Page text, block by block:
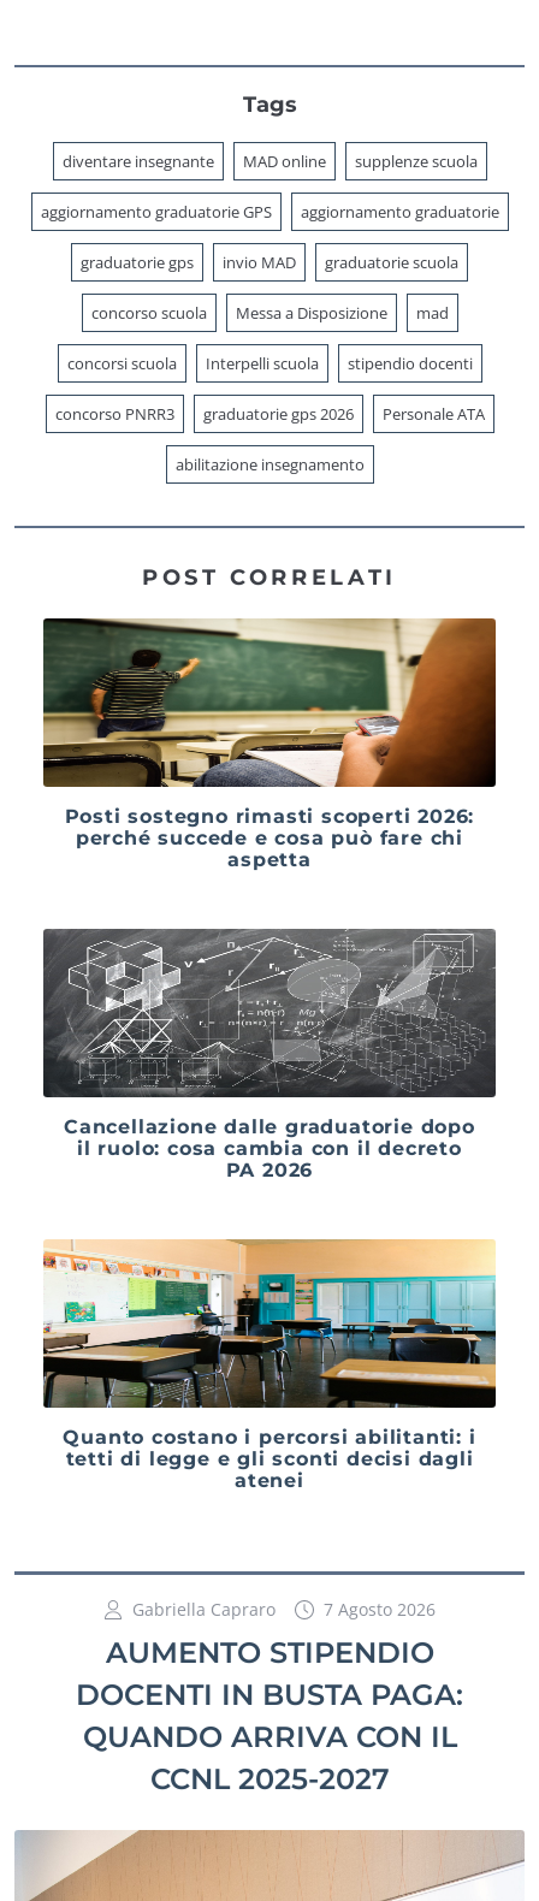
Tags
diventare insegnante MAD online supplenze scuola
aggiornamento graduatorie GPS aggiornamento graduatorie
graduatorie gps invio MAD graduatorie scuola
concorso scuola Messa a Disposizione mad
concorsi scuola Interpelli scuola stipendio docenti
concorso PNRR3 graduatorie gps 2026 Personale ATA
abilitazione insegnamento
POST CORRELATI
Posti sostegno rimasti scoperti 2026:
perché succede e cosa può fare chi
aspetta
Cancellazione dalle graduatorie dopo
il ruolo: cosa cambia con il decreto
PA 2026
Quanto costano i percorsi abilitanti: i
tetti di legge e gli sconti decisi dagli
atenei
Gabriella Capraro 7 Agosto 2026
AUMENTO STIPENDIO
DOCENTI IN BUSTA PAGA:
QUANDO ARRIVA CON IL
CCNL 2025-2027